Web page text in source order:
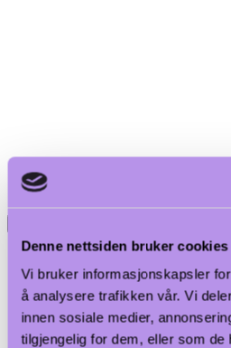
Denne nettsiden bruker cookies
Vi bruker informasjonskapsler
å analysere trafikken vår. Vi
innen sosiale medier,
tilgjengelig for dem, eller som